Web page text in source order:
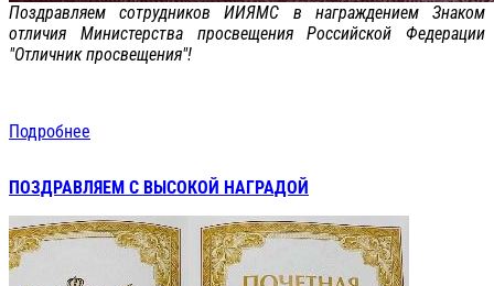
Поздравляем сотрудников ИИЯМС в награждением Знаком
отличия Министерства просвещения Российской Федерации
"Отличник просвещения"!
Подробнее
ПОЗДРАВЛЯЕМ С ВЫСОКОЙ НАГРАДОЙ